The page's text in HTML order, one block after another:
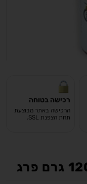
רכישה בטוחה
הרכישה באתר מבוצעת
תחת הצפנת SSL.